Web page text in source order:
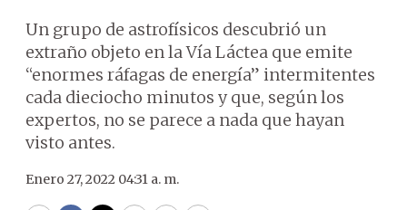
Un grupo de astrofísicos descubrió un
extraño objeto en la Vía Láctea que emite
“enormes ráfagas de energía” intermitentes
cada dieciocho minutos y que, según los
expertos, no se parece a nada que hayan
visto antes.
Enero 27, 2022 04:31 a. m.